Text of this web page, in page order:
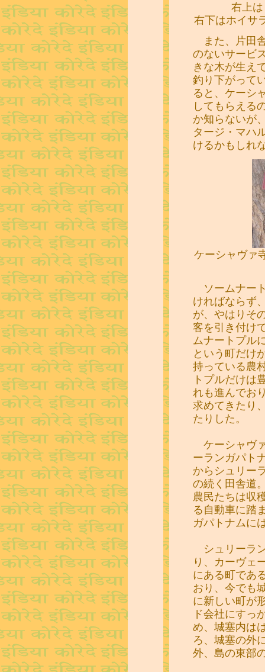
右上
右下はホイサ
また、片田
のないサービ
きな木が生え
釣り下がって
ると、ケーシ
してもらえる
か知らないが
タージ・マハ
けるかもしれ
ケーシャヴァ
ソームナー
ければならず
が、やはりそ
客を引き付け
ムナートプル
という町だけ
持っている農
トプルだけは
れも進んでお
求めてきたり
たりした。
ケーシャヴ
ーランガパト
からシュリー
の続く田舎道
農民たちは収
る自動車に踏
ガパトナムに
シュリーラ
り、カーヴェ
にある町であ
おり、今でも
に新しい町が
ド会社にすっ
め、城塞内は
ろ、城塞の外
外、島の東部